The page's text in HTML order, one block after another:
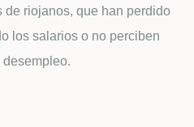
riojanos, que han perdido
los salarios o no perciben